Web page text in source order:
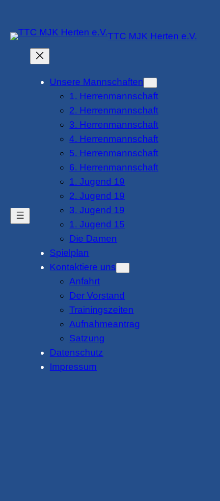
springen
TTC MJK Herten e.V.
Unsere Mannschaften
1. Herrenmannschaft
2. Herrenmannschaft
3. Herrenmannschaft
4. Herrenmannschaft
5. Herrenmannschaft
6. Herrenmannschaft
1. Jugend 19
2. Jugend 19
3. Jugend 19
1. Jugend 15
Die Damen
Spielplan
Kontaktiere uns
Anfahrt
Der Vorstand
Trainingszeiten
Aufnahmeantrag
Satzung
Datenschutz
Impressum